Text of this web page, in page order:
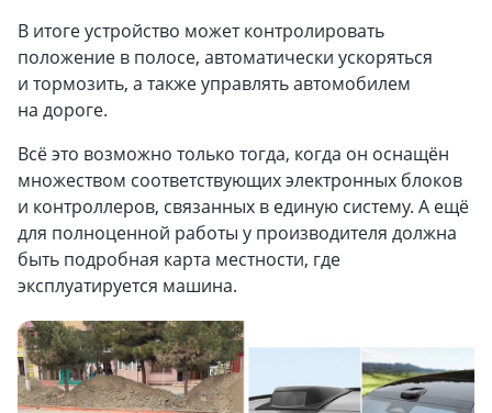
В итоге устройство может контролировать
положение в полосе, автоматически ускоряться
и тормозить, а также управлять автомобилем
на дороге.
Всё это возможно только тогда, когда он оснащён
множеством соответствующих электронных блоков
и контроллеров, связанных в единую систему. А ещё
для полноценной работы у производителя должна
быть подробная карта местности, где
эксплуатируется машина.